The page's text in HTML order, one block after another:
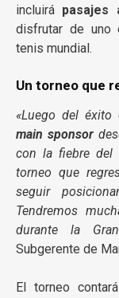
incluirá pasajes
disfrutar de uno
tenis mundial.
Un torneo que
«Luego del
main sponsor
con la fiebre del
torneo que
seguir
Tendremos
durante la
Subgerente de
El torneo